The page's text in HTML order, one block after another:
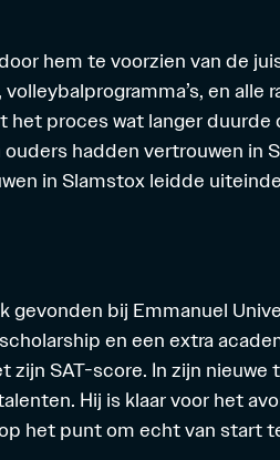
hem te voorzien van de
en alle
het proces wat langer
hadden vertrouwen in
in Slamstox leidde
bij Emmanuel
en een extra
zijn SAT-score. In zijn nieuwe
Hij is klaar voor het
het punt om echt van start